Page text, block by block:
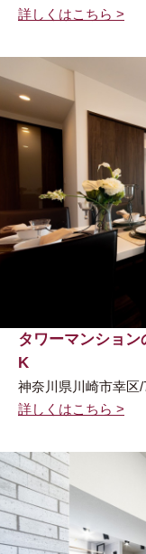
詳しくはこちら >
タワーマンショ
K
神奈川県川崎市幸区
詳しくはこちら >